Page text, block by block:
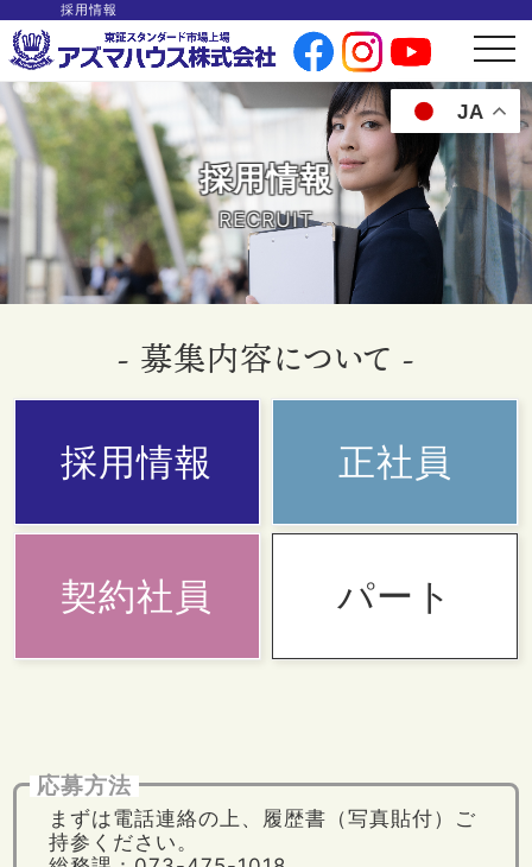
採用情報
t
o
g
l
a
v
i
g
a
t
i
o
JA
採用情報
RECRUIT
- 募集内容について -
採用情報 正社員
契約社員 パート
応募方法
まずは電話連絡の上、履歴書（写真貼付）ご
持参ください。